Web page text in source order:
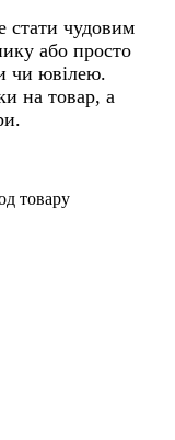
стати чудовим
або просто
чи ювілею.
на товар, а
товару